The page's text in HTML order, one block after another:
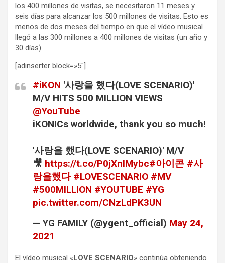
los 400 millones de visitas, se necesitaron 11 meses y
seis días para alcanzar los 500 millones de visitas. Esto es
menos de dos meses del tiempo en que el vídeo musical
llegó a las 300 millones a 400 millones de visitas (un año y
30 días).
[adinserter block=»5″]
#iKON '사랑을 했다(LOVE SCENARIO)'
M/V HITS 500 MILLION VIEWS
@YouTube
iKONICs worldwide, thank you so much!
'사랑을 했다(LOVE SCENARIO)' M/V
🎥 https://t.co/P0jXnlMybc#아이콘 #사
랑을했다 #LOVESCENARIO #MV
#500MILLION #YOUTUBE #YG
pic.twitter.com/CNzLdPK3UN
— YG FAMILY (@ygent_official) May 24,
2021
El vídeo musical «LOVE SCENARIO» continúa obteniendo